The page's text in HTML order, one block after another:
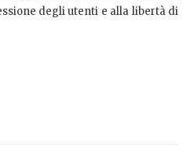
degli utenti e alla libertà di